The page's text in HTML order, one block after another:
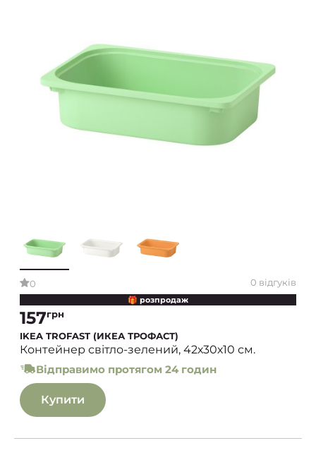
0 0 відгуків
🎁 розпродаж
157грн
IKEA TROFAST (ИКЕА ТРОФАСТ)
Контейнер світло-зелений, 42х30х10 см.
Відправимо протягом 24 годин
Купити